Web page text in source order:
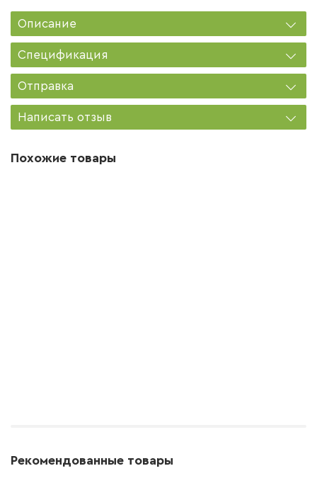
Описание
Спецификация
Отправка
Написать отзыв
Похожие товары
Рекомендованные товары